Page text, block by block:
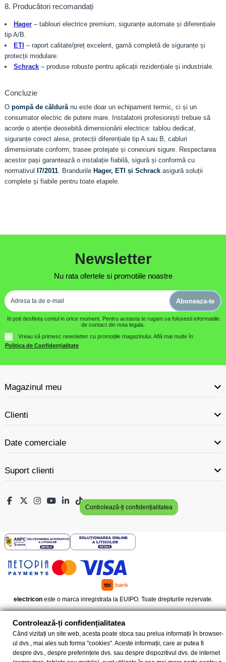
8. Producători recomandați
Hager – tablouri electrice premium, siguranțe automate și diferențiale
tip A/B.
ETI – raport calitate/preț excelent, gamă completă de siguranțe și
protecții modulare.
Schrack – produse robuste pentru aplicații rezidențiale și industriale.
Concluzie
O pompă de căldură nu este doar un echipament termic, ci și un
consumator electric de putere mare. Instalatorii profesioniști trebuie să
acorde o atenție deosebită dimensionării electrice: tablou dedicat,
siguranțe corect alese, protecții diferențiale tip A sau B, cabluri
dimensionate conform, trasee protejate și conexiuni sigure. Respectarea
acestor pași garantează o instalație fiabilă, sigură și conformă cu
normativul I7/2011 . Brandurile Hager, ETI și Schrack asigură soluții
complete și fiabile pentru toate etapele.
Newsletter
Nu rata ofertele si promotiile noastre
Aboneaza-te
Iti poti desfiinta contul in orice moment. Pentru aceasta te rugam sa folosesti informatiile
de contact din nota legala.
Vreau să primesc newsletter cu promoțiile magazinului. Află mai multe în
Politica de Confidențialitate
Magazinul meu
Clienti
Date comerciale
Suport clienti
Controlează-ți confidențialitatea
electriconeste o marca inregistrata la EUIPO. Toate drepturile rezervate.
Controlează-ți confidențialitatea
Când vizitați un site web, acesta poate stoca sau prelua informații în browser-
ul dvs., mai ales sub forma "cookies". Aceste informații, care ar putea fi
despre dvs., despre preferințele dvs. sau despre dispozitivul dvs. de internet